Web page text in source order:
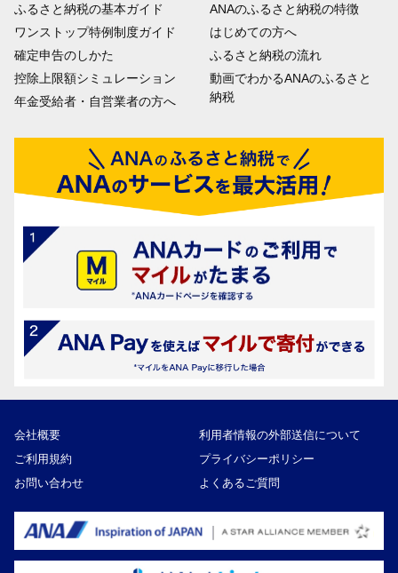
ふるさと納税の基本ガイド
ワンストップ特例制度ガイド
確定申告のしかた
控除上限額シミュレーション
年金受給者・自営業者の方へ
ANAのふるさと納税の特徴
はじめての方へ
ふるさと納税の流れ
動画でわかるANAのふるさと
納税
会社概要
利用者情報の外部送信について
ご利用規約
プライバシーポリシー
お問い合わせ
よくあるご質問